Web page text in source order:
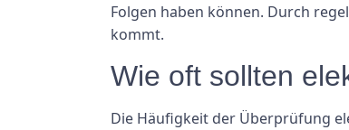
Folgen haben können. Durch
kommt.
Wie oft sollten
Die Häufigkeit der Überprüfung